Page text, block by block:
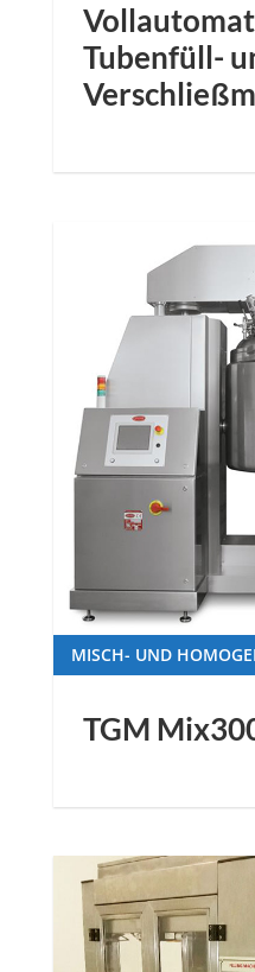
Tubenfüll-
TGM
MISCH- UND